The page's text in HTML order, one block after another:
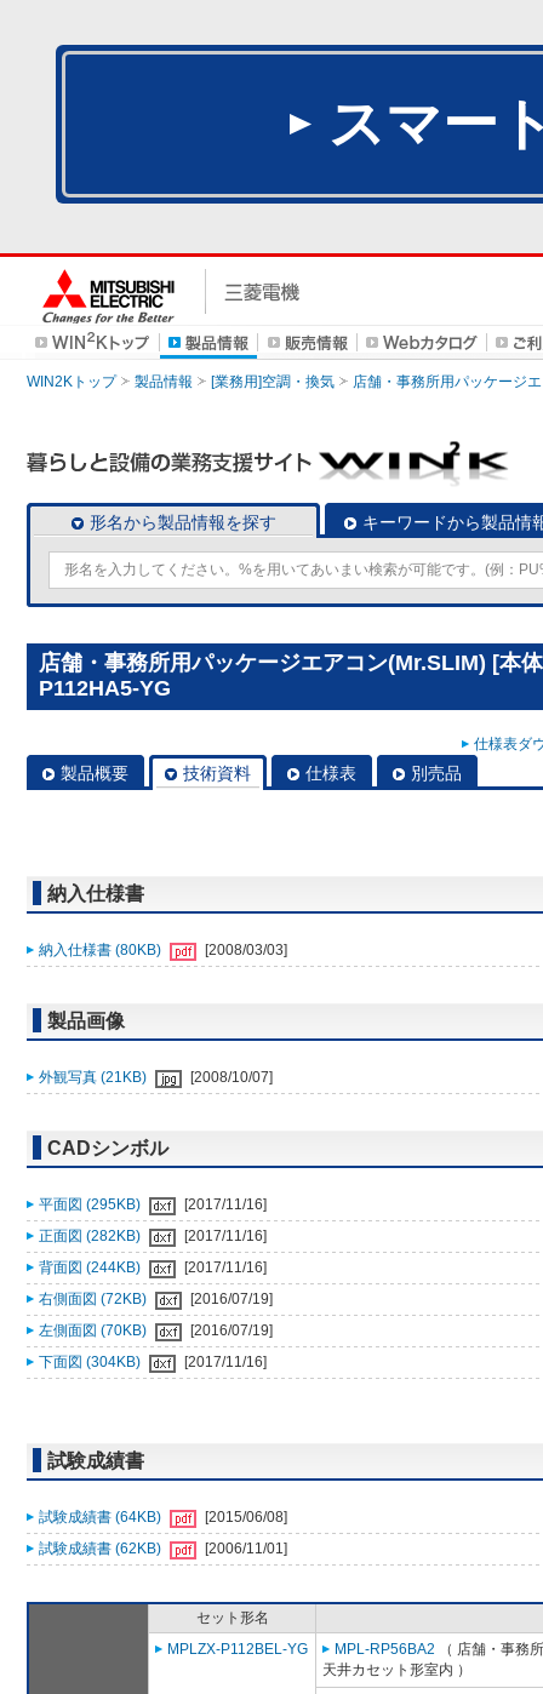
スマー
WIN2Kトップ 製品情報 [業務用]空調・換気 店舗・事務所用パッケージ
形名から製品情報を探す キーワードから製品情
店舗・事務所用パッケージエアコン(Mr.SLIM) [本
P112HA5-YG
仕様表ダ
製品概要 技術資料 仕様表 別売品
納入仕様書
納入仕様書 (80KB) [2008/03/03]
製品画像
外観写真 (21KB) [2008/10/07]
CADシンボル
平面図 (295KB)
[2017/11/16]
正面図 (282KB)
[2017/11/16]
背面図 (244KB)
[2017/11/16]
右側面図 (72KB)
[2016/07/19]
左側面図 (70KB)
[2016/07/19]
下面図 (304KB)
[2017/11/16]
試験成績書
試験成績書 (64KB)
[2015/06/08]
試験成績書 (62KB)
[2006/11/01]
セット形名
MPLZX-P112BEL-YG
MPL-RP56BA2 （ 店舗・事務
天井カセット形室内 ）